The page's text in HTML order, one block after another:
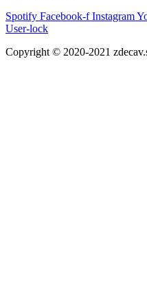
Spotify Facebook-f Instagram
User-lock
Copyright © 2020-2021